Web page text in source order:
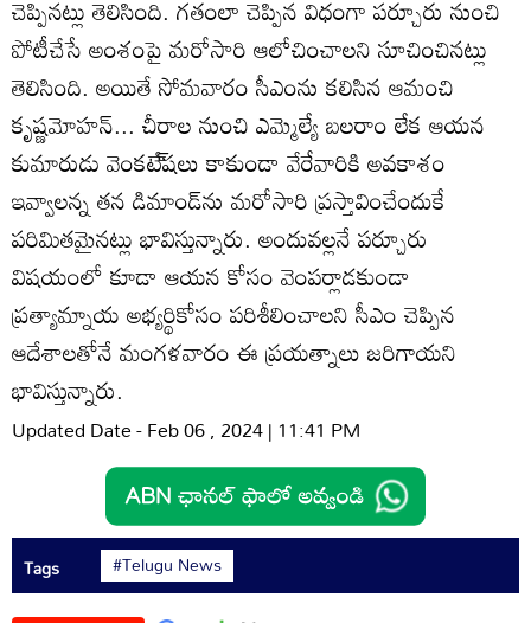
చెప్పినట్లు తెలిసింది. గతంలా చెప్పిన విధంగా పర్చూరు నుంచి
పోటీచేసే అంశంపై మరోసారి ఆలోచించాలని సూచించినట్లు
తెలిసింది. అయితే సోమవారం సీఎంను కలిసిన ఆమంచి
కృష్ణమోహన్‌... చీరాల నుంచి ఎమ్మెల్యే బలరాం లేక ఆయన
కుమారుడు వెంకటే్‌షలు కాకుండా వేరేవారికి అవకాశం
ఇవ్వాలన్న తన డిమాండ్‌ను మరోసారి ప్రస్తావించేందుకే
పరిమితమైనట్లు భావిస్తున్నారు. అందువల్లనే పర్చూరు
విషయంలో కూడా ఆయన కోసం వెంపర్లాడకుండా
ప్రత్యామ్నాయ అభ్యర్థికోసం పరిశీలించాలని సీఎం చెప్పిన
ఆదేశాలతోనే మంగళవారం ఈ ప్రయత్నాలు జరిగాయని
భావిస్తున్నారు.
Updated Date - Feb 06 , 2024 | 11:41 PM
Tags #Telugu News